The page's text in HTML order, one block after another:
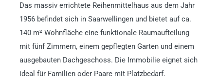
Das massiv errichtete Reihenmittelhaus aus dem Jahr
1956 befindet sich in Saarwellingen und bietet auf ca.
140 m² Wohnfläche eine funktionale Raumaufteilung
mit fünf Zimmern, einem gepflegten Garten und einem
ausgebauten Dachgeschoss. Die Immobilie eignet sich
ideal für Familien oder Paare mit Platzbedarf.